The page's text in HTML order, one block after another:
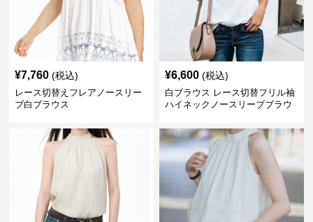
¥7,760 (税込)
レース切替えフレアノースリー
ブ白ブラウス
¥6,600 (税込)
白ブラウス レース切替フリル袖
ハイネックノースリーブブラウ